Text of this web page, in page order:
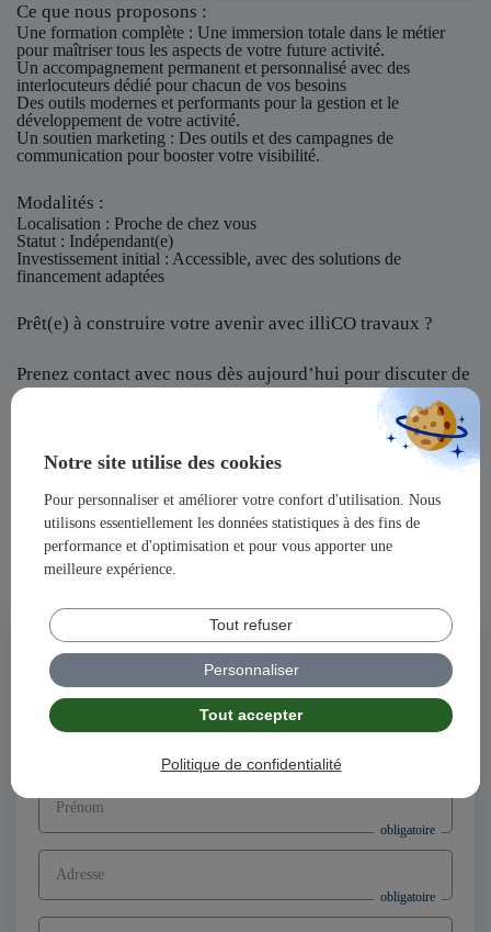
Notre site utilise des cookies
Pour personnaliser et améliorer votre confort d'utilisation. Nous
utilisons essentiellement les données statistiques à des fins de
performance et d'optimisation et pour vous apporter une
meilleure expérience.
Tout accepter
Tout refuser
Personnaliser
Politique de confidentialité
Ce que nous proposons :
Une formation complète : Une immersion totale dans le métier
pour maîtriser tous les aspects de votre future activité.
Un accompagnement permanent et personnalisé avec des
interlocuteurs dédié pour chacun de vos besoins
Des outils modernes et performants pour la gestion et le
développement de votre activité.
Un soutien marketing : Des outils et des campagnes de
communication pour booster votre visibilité.
Modalités :
Localisation : Proche de chez vous
Statut : Indépendant(e)
Investissement initial : Accessible, avec des solutions de
financement adaptées
Prêt(e) à construire votre avenir avec illiCO travaux ?
Prenez contact avec nous dès aujourd’hui pour discuter de
votre projet et rejoindre notre réseau !
illiCO travaux vous offre l’opportunité de devenir un
acteur majeur dans un secteur dynamique et en pleine
expansion !
Ensemble, construisons votre avenir et votre succès avec
illiCO travaux !
Postuler à l'offre
Directeur d’agence franchisé F/H,
secteur Saverne (67)
Prénom
Adresse